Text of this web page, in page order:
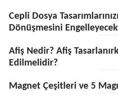
Cepli Dosya
Dönüşmesini
Afiş Nedir? Afiş
Edilmelidir?
Magnet Çeşitleri ve 5